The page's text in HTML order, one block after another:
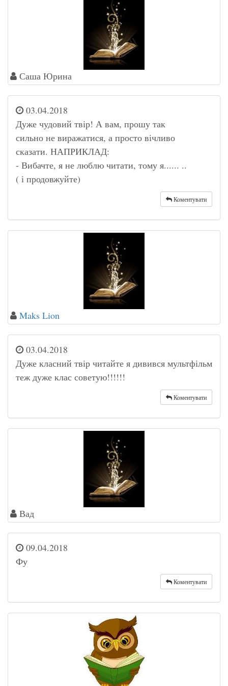
Саша Юрина
03.04.2018
Дуже чудовий твір! А вам, прошу так
сильно не виражатися, а просто вічливо
сказати. НАПРИКЛАД:
- Вибачте, я не люблю читати, тому я...... ..
( і продовжуйте)
Коментувати
Maks Lion
03.04.2018
Дуже класний твір читайте я дивився мультфільм
теж дуже клас советую!!!!!!
Коментувати
Вад
09.04.2018
Фу
Коментувати